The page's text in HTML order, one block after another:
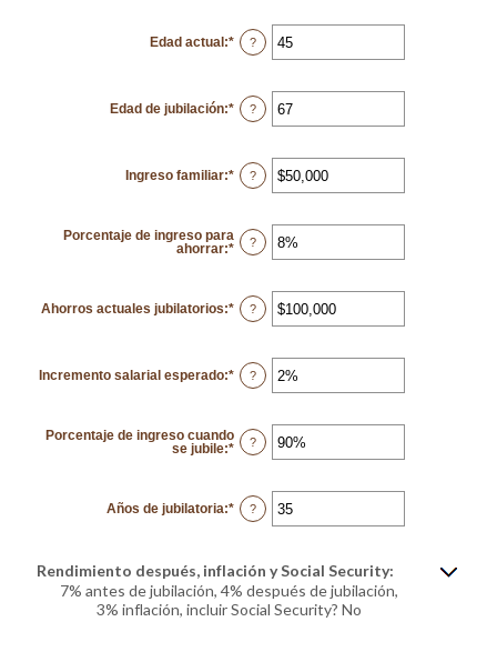
Edad actual:* Enter
an
14
and
90
?
Edad de jubilación:* Enter
an
10
and
90
?
Ingreso familiar:* Enter
an
$1
and
$10,000,000
?
Porcentaje de ingreso para
ahorrar:* Enter
between
0%
and
?
Ahorros actuales jubilatorios:* Enter
an
$0
and
$100,000,000
?
Incremento salarial esperado:* Enter
an
0%
and
20%
?
Porcentaje de ingreso cuando
se jubile:* Enter
between
40%
and
?
Años de jubilatoria:* Enter
an
and
100
?
Rendimiento después, inflación y Social Security:
7% antes de jubilación, 4% después de jubilación,
3% inflación, incluir Social Security? No